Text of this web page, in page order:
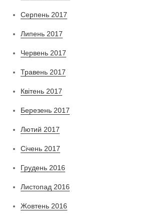
Серпень 2017
Липень 2017
Червень 2017
Травень 2017
Квітень 2017
Березень 2017
Лютий 2017
Січень 2017
Грудень 2016
Листопад 2016
Жовтень 2016